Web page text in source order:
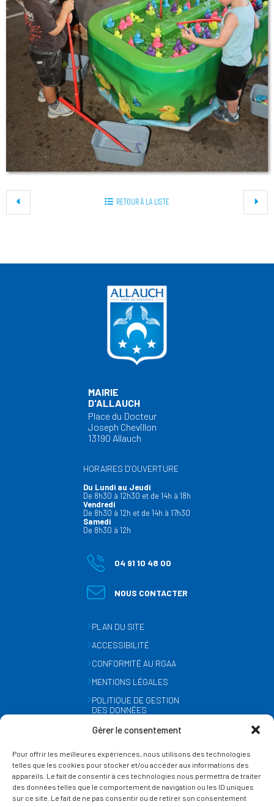
Gérer le consentement
Pour offrir les meilleures expériences, nous utilisons des technologies
telles que les cookies pour stocker et/ou accéder aux informations des
appareils. Le fait de consentir à ces technologies nous permettra de traiter
des données telles que le comportement de navigation ou les ID uniques
sur ce site. Le fait de ne pas consentir ou de retirer son consentement
RETOUR À LA LISTE
MAIRIE
D'ALLAUCH
Place du Docteur
Joseph Chevillon
13190 Allauch
HORAIRES D’OUVERTURE
Du Lundi au Jeudi
De 8h30 à 12h30 et de 14h à 18h
Vendredi
De 8h30 à 12h et de 14h à 17h30
Samedi
De 8h30 à 12h
04 91 10 48 00
NOUS CONTACTER
PLAN DU SITE
ACCESSIBILITÉ
CONFORMITÉ AU RGAA
MENTIONS LÉGALES
POLITIQUE DE GESTION
DES DONNÉES
GESTION DES COOKIES
SUIVEZ-NOUS